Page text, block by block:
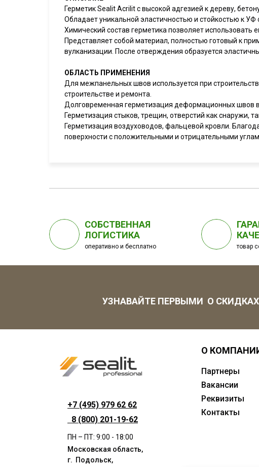
Герметик Sealit Acrilit с высокой адгезией к дереву,
Обладает уникальной эластичностью и стойкостью к УФ
Химический состав герметика позволяет использовать
Представляет собой материал, полностью готовый к
вулканизации. После отверждения образуется
ОБЛАСТЬ ПРИМЕНЕНИЯ
Для межпанельных швов используется при
строительстве и ремонта.
Долговременная герметизация деформационных швов
Герметизация стыков, трещин, отверстий как снаружи,
Герметизация воздуховодов, фальцевой кровли.
поверхности с положительными и отрицательными
СОБСТВЕННАЯ
ЛОГИСТИКА
оперативно и бесплатно товар
УЗНАВАЙТЕ ПЕРВЫМИ О
+7 (495) 979 62 62
8 (800) 201-19-62
ПН – ПТ: 9:00 - 18:00
Московская область,
г. Подольск,
О
Партнеры
Вакансии
Реквизиты
Контакты